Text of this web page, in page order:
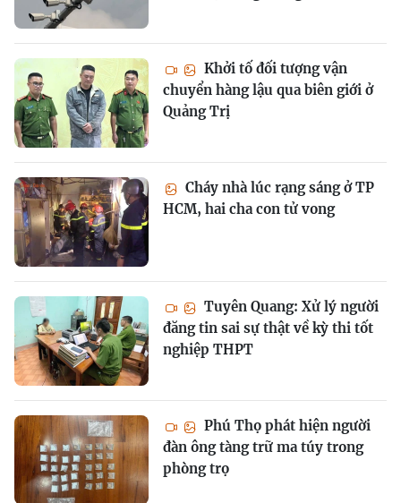
Khởi tố đối tượng vận
chuyển hàng lậu qua biên giới ở
Quảng Trị
Cháy nhà lúc rạng sáng ở TP
HCM, hai cha con tử vong
Tuyên Quang: Xử lý người
đăng tin sai sự thật về kỳ thi tốt
nghiệp THPT
Phú Thọ phát hiện người
đàn ông tàng trữ ma túy trong
phòng trọ